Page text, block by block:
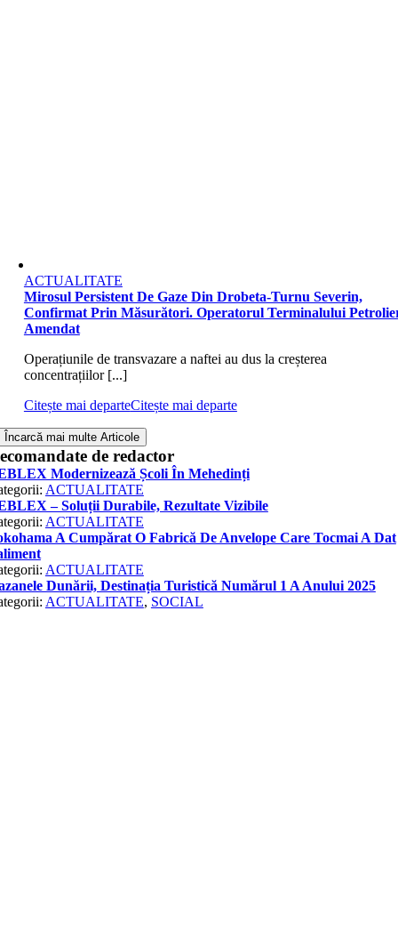
ACTUALITATE
Mirosul Persistent De Gaze Din Drobeta-Turnu Severin,
Confirmat Prin Măsurători. Operatorul Terminalului
Amendat
Operațiunile de transvazare a naftei au dus la creșterea
concentrațiilor [...]
Citește mai departeCitește mai departe
Încarcă mai multe Articole
de redactor
Modernizează Școli În Mehedinți
ACTUALITATE
– Soluții Durabile, Rezultate Vizibile
ACTUALITATE
A Cumpărat O Fabrică De Anvelope Care Tocmai A Dat
ACTUALITATE
Dunării, Destinația Turistică Numărul 1 A Anului 2025
ACTUALITATE, SOCIAL